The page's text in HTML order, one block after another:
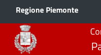
Regione Piemonte